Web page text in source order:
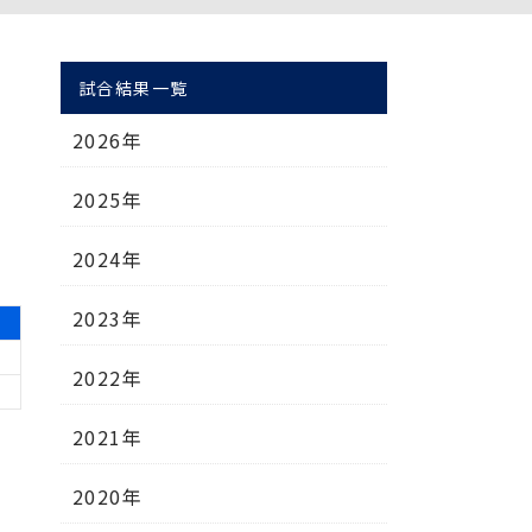
試合結果一覧
2026年
2025年
2024年
2023年
2022年
2021年
2020年